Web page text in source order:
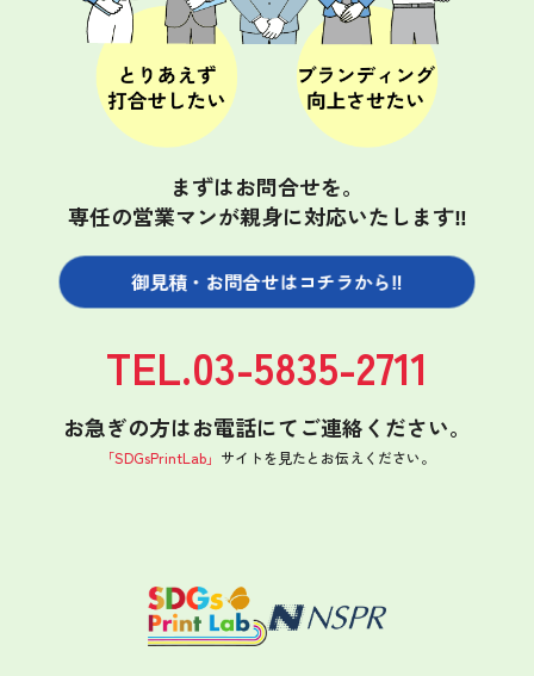
まずはお問合せを。
専任の営業マンが親身に対応いたします‼
御見積・お問合せはコチラから‼
お急ぎの方はお電話にてご連絡ください。
TEL.03-5835-2711
「SDGsPrintLab」 サイトを見たと お伝えください。